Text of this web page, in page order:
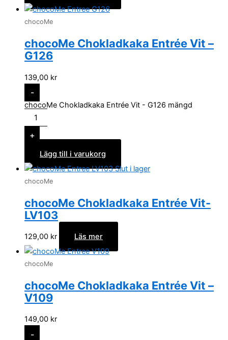
chocoMe
chocoMe Chokladkaka Entrée Vit –
G126
139,00 kr
-
chocoMe Chokladkaka Entrée Vit - G126 mängd
+
Lägg till i varukorg
Slut i lager
chocoMe
chocoMe Chokladkaka Entrée Vit-
LV103
129,00 kr Läs mer
chocoMe
chocoMe Chokladkaka Entrée Vit –
V109
149,00 kr
-